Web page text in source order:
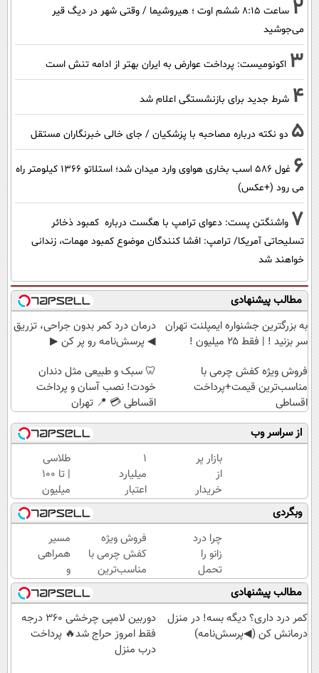
2
ساعت ۸:۱۵ ششم اوت ؛ هیروشیما / وقتی شهر در دیگ قیر
می‌جوشید
3 اکونومیست: پرداخت عوارض به ایران بهتر از ادامه تنش است
4 شرط جدید برای بازنشستگی اعلام شد
5 دو نکته درباره مصاحبه با پزشکیان / جای خالی خبرنگاران مستقل
6
غول 586 اسب بخاری هواوی وارد میدان شد؛ استلاتو 1366 کیلومتر راه
می رود (+عکس)
7 واشنگتن پست: دعوای ترامپ با هگست درباره کمبود ذخائر
تسلیحاتی آمریکا/ ترامپ: افشا کنندگان موضوع کمبود مهمات، زندانی
خواهند شد
مطالب پیشنهادی
به بزرگترین جشنواره ایمپلنت تهران
سر بزنید ! | فقط ۲۵ میلیون !
درمان درد کمر بدون جراحی، تزریق
◀ پرسش‌نامه رو پر کن ▶
فروش ویژه کفش چرمی با
مناسب‌ترین قیمت+پرداخت
اقساطی
🦷 سبک و طبیعی مثل دندان
خودت! نصب آسان و پرداخت
اقساطی 💳 📍 تهران
از سراسر وب
بازار پر
از
خریدار
جک
S3 /
ماشینتو
به
راحتی
بفروش
۱
میلیارد
اعتبار
خرید
طلا |
بدون
ضامن
و چک
طلاسی
| تا 100
میلیون
وام
آنی
خرید
طلا💰
ثبت
نام
کن!
وبگردی
چرا درد
زانو را
تحمل
می‌کنی؟
خیلی
ساده
درمنزل
فروش ویژه
کفش چرمی با
مناسب‌ترین
قیمت+پرداخت
اقساطی
مسیر
همراهی
و
گزارش
عملکرد
گروه
اسنپ
مطالب پیشنهادی
کمر درد داری؟ دیگه بسه! در منزل
درمانش کن (◀پرسش‌نامه)
دوربین لامپی چرخشی 360 درجه
فقط امروز حراج شد🔥 پرداخت
درب منزل